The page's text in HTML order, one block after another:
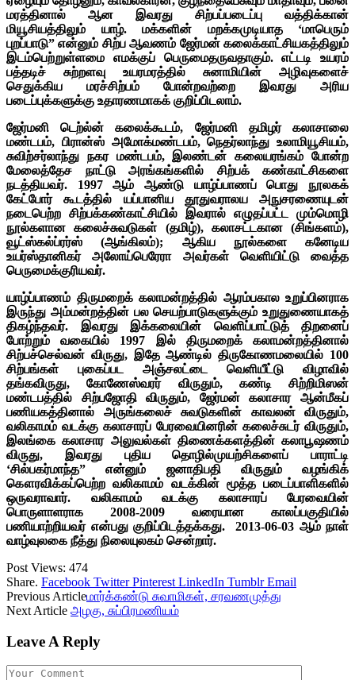
மரத்தினால் ஆன இவரது சிற்பப்படைப்பு வத்திக்கான்
மியூசியத்திலும் யாழ். மக்களின் மறக்கமுடியாத ‘மாபெரும்
புறப்பாடு” என்னும் சிற்ப ஆவணம் ஜேர்மன் கலைக்காட்சியகத்திலும்
இடம்பெற்றுள்ளமை எமக்குப் பெருமைதருவதாகும். எட்டடி உயரம்
பத்தடிச் சுற்றளவு உயரமரத்தில் சுனாமியின் அழிவுகளைச்
செதுக்கிய மரச்சிற்பம் போன்றவற்றை இவரது அரிய
படைப்புக்களுக்கு உதாரணமாகக் குறிப்பிடலாம்.
ஜேர்மனி டெற்ல்ன் கலைக்கூடம், ஜேர்மனி தமிழர் கலாசாலை
மண்டபம், பிரான்ஸ் அமோக்மண்டபம், நெதர்லாந்து உலாமியூசியம்,
சுவிற்சர்லாந்து நகர மண்டபம், இலண்டன் கலையரங்கம் போன்ற
மேலைத்தேச நாட்டு அரங்கங்களில் சிற்பக் கண்காட்சிகளை
நடத்தியவர். 1997 ஆம் ஆண்டு யாழ்ப்பாணப் பொது நூலகக்
கேட்போர் கூடத்தில் யப்பானிய தூதுவராலய அநுசரணையுடன்
நடைபெற்ற சிற்பக்கண்காட்சியில் இவரால் எழுதப்பட்ட மும்மொழி
நூல்களான கலைச்சுவடுகள் (தமிழ்), கலாசட்டகான (சிங்களம்),
வூட்ஸ்கல்ப்ரர்ஸ் (ஆங்கிலம்); ஆகிய நூல்களை கனேடிய
உயர்ஸ்தானிகர் அலோய்பெரேரா அவர்கள் வெளியிட்டு வைத்த
பெருமைக்குரியவர்.
யாழ்ப்பாணம் திருமறைக் கலாமன்றத்தில் ஆரம்பகால உறுப்பினராக
இருந்து அம்மன்றத்தின் பல செயற்பாடுகளுக்கும் உறுதுணையாகத்
திகழ்ந்தவர். இவரது இக்கலையின் வெளிப்பாட்டுத் திறனைப்
போற்றும் வகையில் 1997 இல் திருமறைக் கலாமன்றத்தினால்
சிற்பச்செல்வன் விருது, இதே ஆண்டில் திருகோணமலையில் 100
சிற்பங்கள் புகைப்பட அஞ்சலட்டை வெளியீட்டு விழாவில்
தங்கவிருது, கோணேஸ்வரர் விருதும், கண்டி சிற்றிமிஸன்
மண்டபத்தில் சிற்பஜோதி விருதும், ஜேர்மன் கலாசார ஆன்மீகப்
பணியகத்தினால் அருங்கலைச் சுவடுகளின் காவலன் விருதும்,
வலிகாமம் வடக்கு கலாசாரப் பேரவையினரின் கலைச்சுடர் விருதும்,
இலங்கை கலாசார அலுவல்கள் திணைக்களத்தின் கலாபூஷணம்
விருது, இவரது புதிய தொழில்முயற்சிகளைப் பாராட்டி
‘சில்பகர்மாந்த” என்னும் ஜனாதிபதி விருதும் வழங்கிக்
கௌரவிக்கப்பெற்ற வலிகாமம் வடக்கின் மூத்த படைப்பாளிகளில்
ஒருவராவார். வலிகாமம் வடக்கு கலாசாரப் பேரவையின்
பொருளாளராக 2008-2009 வரையான காலப்பகுதியில்
பணியாற்றியவர் என்பது குறிப்பிடத்தக்கது. 2013-06-03 ஆம் நாள்
வாழ்வுலகை நீத்து நிலையுலகம் சென்றார்.
Post Views: 474
Share. Facebook Twitter Pinterest LinkedIn Tumblr Email
Previous Articleமார்க்கண்டு சுவாமிகள், சரவணமுத்து
Next Article அழகு, சுப்பிரமணியம்
Leave A Reply